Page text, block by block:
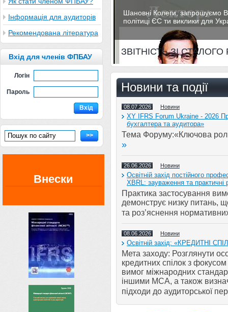
Інформація для аудиторів
Рекомендована література
Вхід для членів ФПБАУ
Логін
Пароль
Вхід
>>
Внески
ЗВІТНІСТЬ ЗІ СТАЛОГО
Шановні Колеги, запрошуємо
політиці ЄС ти виклики для
Новини та події
08.07.2026 Новини
XY IFRS Forum Ukraine - 2026
бухгалтера та аудитора»
Тема Форуму:«Ключова роль
»
26.06.2026 Новини
Освітній захід постійного
ХBRL: зауваження та практичні
Практика застосування
демонструє низку питань,
та роз’яснення
08.06.2026 Новини
Освітній захід: «КРЕДИТНІ
Мета заходу: Розглянути
кредитних спілок з
вимог міжнародних
іншими МСА, а також
підходи до аудиторської